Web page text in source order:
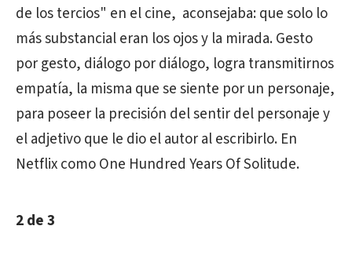
de los tercios" en el cine, aconsejaba: que solo lo
más substancial eran los ojos y la mirada. Gesto
por gesto, diálogo por diálogo, logra transmitirnos
empatía, la misma que se siente por un personaje,
para poseer la precisión del sentir del personaje y
el adjetivo que le dio el autor al escribirlo. En
Netflix como One Hundred Years Of Solitude.
2 de 3